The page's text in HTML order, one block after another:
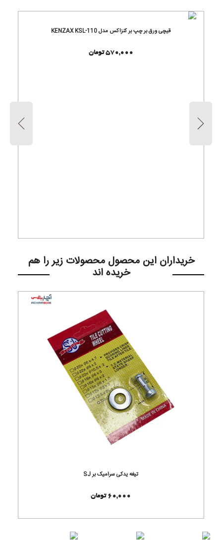
قیچی ورق بر چپ بر کنزاکس مدل KENZAX KSL-110
570,000 تومان
خریداران این محصول محصولات زیر را هم
خریده اند
تیغه یدکی سرامیک بر SJ
60,000 تومان